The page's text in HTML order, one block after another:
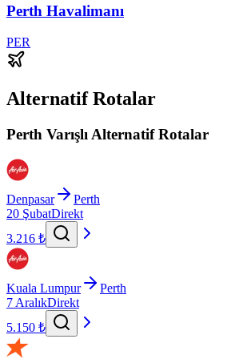
Perth Havalimanı
PER
Alternatif Rotalar
Perth Varışlı Alternatif Rotalar
Denpasar
Perth
20 ŞubatDirekt
3.216 ₺
Kuala Lumpur
Perth
7 AralıkDirekt
5.150 ₺